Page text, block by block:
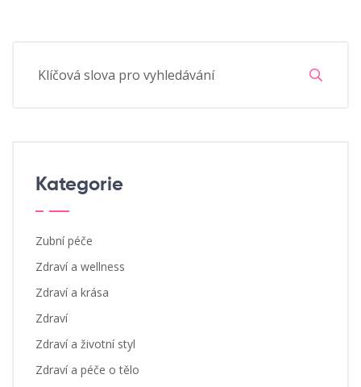
Kategorie
Zubní péče
Zdraví a wellness
Zdraví a krása
Zdraví
Zdraví a životní styl
Zdraví a péče o tělo